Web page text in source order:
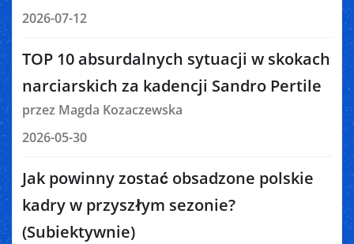
2026-07-12
TOP 10 absurdalnych sytuacji w skokach
narciarskich za kadencji Sandro Pertile
przez Magda Kozaczewska
2026-05-30
Jak powinny zostać obsadzone polskie
kadry w przyszłym sezonie?
(Subiektywnie)